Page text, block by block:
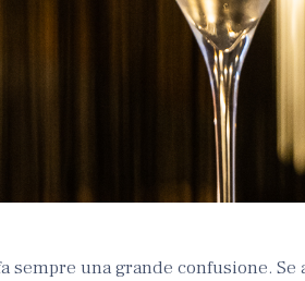
sempre una grande confusione.